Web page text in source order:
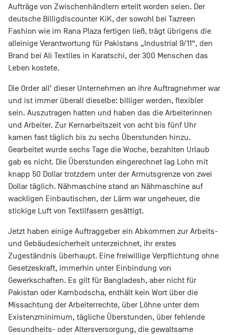
Aufträge von Zwischenhändlern erteilt worden seien. Der
deutsche Billigdiscounter KiK, der sowohl bei Tazreen
Fashion wie im Rana Plaza fertigen ließ, trägt übrigens die
alleinige Verantwortung für Pakistans „Industrial 9/11“, den
Brand bei Ali Textiles in Karatschi, der 300 Menschen das
Leben kostete.
Die Order all’ dieser Unternehmen an ihre Auftragnehmer war
und ist immer überall dieselbe: billiger werden, flexibler
sein. Auszutragen hatten und haben das die Arbeiterinnen
und Arbeiter. Zur Kernarbeitszeit von acht bis fünf Uhr
kamen fast täglich bis zu sechs Überstunden hinzu.
Gearbeitet wurde sechs Tage die Woche, bezahlten Urlaub
gab es nicht. Die Überstunden eingerechnet lag Lohn mit
knapp 50 Dollar trotzdem unter der Armutsgrenze von zwei
Dollar täglich. Nähmaschine stand an Nähmaschine auf
wackligen Einbautischen, der Lärm war ungeheuer, die
stickige Luft von Textilfasern gesättigt.
Jetzt haben einige Auftraggeber ein Abkommen zur Arbeits-
und Gebäudesicherheit unterzeichnet, ihr erstes
Zugeständnis überhaupt. Eine freiwillige Verpflichtung ohne
Gesetzeskraft, immerhin unter Einbindung von
Gewerkschaften. Es gilt für Bangladesh, aber nicht für
Pakistan oder Kambodscha, enthält kein Wort über die
Missachtung der Arbeiterrechte, über Löhne unter dem
Existenzminimum, tägliche Überstunden, über fehlende
Gesundheits- oder Altersversorgung, die gewaltsame